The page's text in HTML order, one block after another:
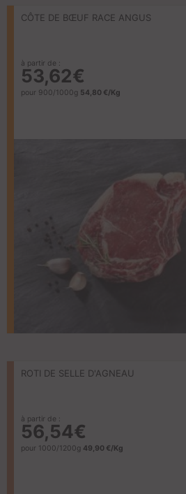
CÔTE DE BŒUF RACE ANGUS
à partir de :
53,62€
pour 900/1000g 54,80 €/Kg
ROTI DE SELLE D'AGNEAU
à partir de :
56,54€
pour 1000/1200g 49,90 €/Kg